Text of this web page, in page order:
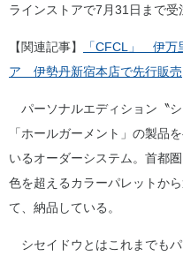
ラインストアで7月31日まで受
【関連記事】
「CFCL」 伊万
ア 伊勢丹新宿本店で先行販売
パーソナルエディション〝
「ホールガーメント」の製品
いるオーダーシステム。首都
色を超えるカラーパレットか
て、納品している。
シセイドウとはこれまでも